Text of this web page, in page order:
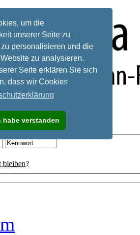
um die
unserer Seite zu
personalisieren und die
zu analysieren.
Seite erklären Sie sich
dass wir Cookies
habe verstanden
bleiben?